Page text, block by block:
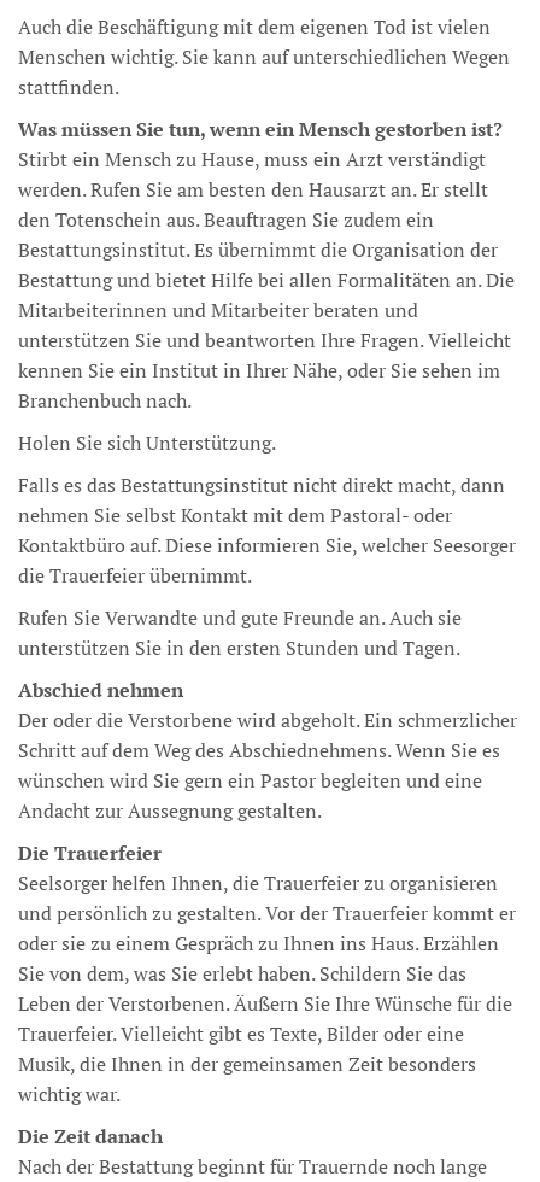
Auch die Beschäftigung mit dem eigenen Tod ist vielen
Menschen wichtig. Sie kann auf unterschiedlichen Wegen
stattfinden.
Was müssen Sie tun, wenn ein Mensch gestorben ist?
Stirbt ein Mensch zu Hause, muss ein Arzt verständigt
werden. Rufen Sie am besten den Hausarzt an. Er stellt
den Totenschein aus. Beauftragen Sie zudem ein
Bestattungsinstitut. Es übernimmt die Organisation der
Bestattung und bietet Hilfe bei allen Formalitäten an. Die
Mitarbeiterinnen und Mitarbeiter beraten und
unterstützen Sie und beantworten Ihre Fragen. Vielleicht
kennen Sie ein Institut in Ihrer Nähe, oder Sie sehen im
Branchenbuch nach.
Holen Sie sich Unterstützung.
Falls es das Bestattungsinstitut nicht direkt macht, dann
nehmen Sie selbst Kontakt mit dem Pastoral- oder
Kontaktbüro auf. Diese informieren Sie, welcher Seesorger
die Trauerfeier übernimmt.
Rufen Sie Verwandte und gute Freunde an. Auch sie
unterstützen Sie in den ersten Stunden und Tagen.
Abschied nehmen
Der oder die Verstorbene wird abgeholt. Ein schmerzlicher
Schritt auf dem Weg des Abschiednehmens. Wenn Sie es
wünschen wird Sie gern ein Pastor begleiten und eine
Andacht zur Aussegnung gestalten.
Die Trauerfeier
Seelsorger helfen Ihnen, die Trauerfeier zu organisieren
und persönlich zu gestalten. Vor der Trauerfeier kommt er
oder sie zu einem Gespräch zu Ihnen ins Haus. Erzählen
Sie von dem, was Sie erlebt haben. Schildern Sie das
Leben der Verstorbenen. Äußern Sie Ihre Wünsche für die
Trauerfeier. Vielleicht gibt es Texte, Bilder oder eine
Musik, die Ihnen in der gemeinsamen Zeit besonders
wichtig war.
Die Zeit danach
Nach der Bestattung beginnt für Trauernde noch lange